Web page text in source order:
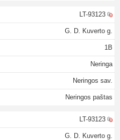
LT-93123
G. D. Kuverto g.
1B
Neringa
Neringos sav.
Neringos paštas
LT-93123
G. D. Kuverto g.